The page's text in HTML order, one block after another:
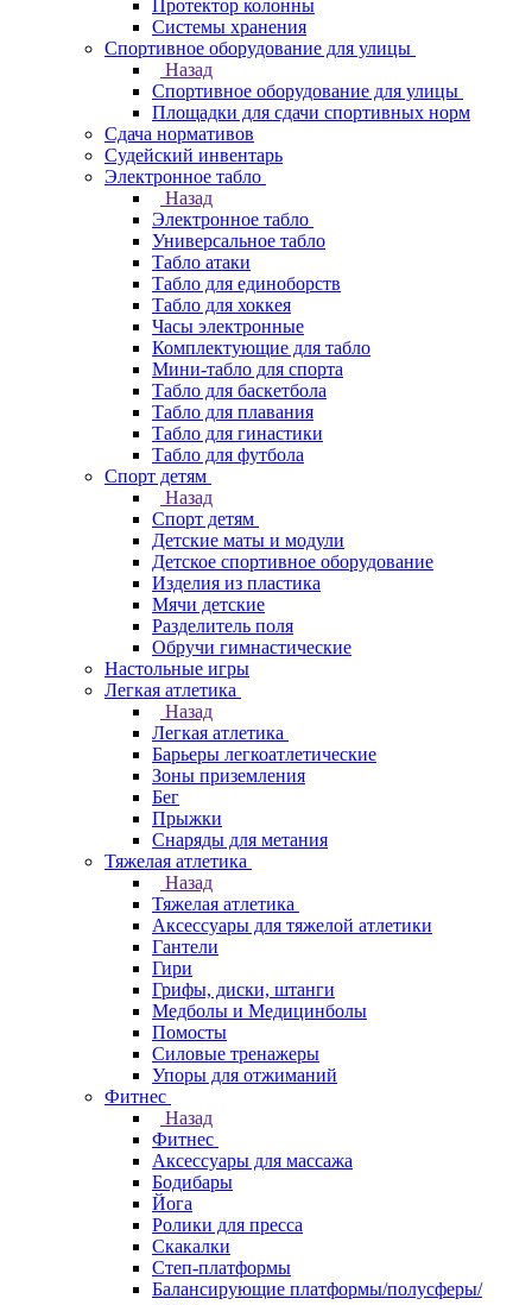
Протектор колонны
Системы хранения
Спортивное оборудование для улицы
Назад
Спортивное оборудование для улицы
Площадки для сдачи спортивных норм
Сдача нормативов
Судейский инвентарь
Электронное табло
Назад
Электронное табло
Универсальное табло
Табло атаки
Табло для единоборств
Табло для хоккея
Часы электронные
Комплектующие для табло
Мини-табло для спорта
Табло для баскетбола
Табло для плавания
Табло для гинастики
Табло для футбола
Спорт детям
Назад
Спорт детям
Детские маты и модули
Детское спортивное оборудование
Изделия из пластика
Мячи детские
Разделитель поля
Обручи гимнастические
Настольные игры
Легкая атлетика
Назад
Легкая атлетика
Барьеры легкоатлетические
Зоны приземления
Бег
Прыжки
Снаряды для метания
Тяжелая атлетика
Назад
Тяжелая атлетика
Аксессуары для тяжелой атлетики
Гантели
Гири
Грифы, диски, штанги
Медболы и Медицинболы
Помосты
Силовые тренажеры
Упоры для отжиманий
Фитнес
Назад
Фитнес
Аксессуары для массажа
Бодибары
Йога
Ролики для пресса
Скакалки
Степ-платформы
Балансирующие платформы/полусферы/